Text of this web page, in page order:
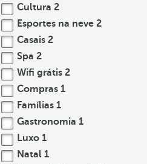
Cultura 2
Esportes na neve 2
Casais 2
Spa 2
Wifi grátis 2
Compras 1
Famílias 1
Gastronomia 1
Luxo 1
Natal 1